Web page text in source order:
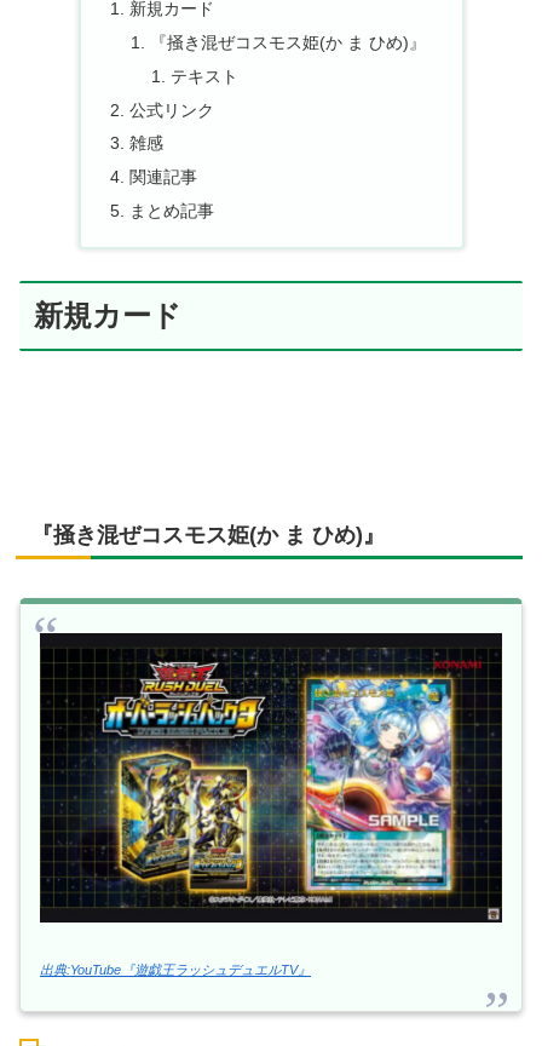
新規カード
『掻き混ぜコスモス姫(か ま ひめ)』
テキスト
公式リンク
雑感
関連記事
まとめ記事
新規カード
『掻き混ぜコスモス姫(か ま ひめ)』
出典:YouTube『遊戯王ラッシュデュエルTV』